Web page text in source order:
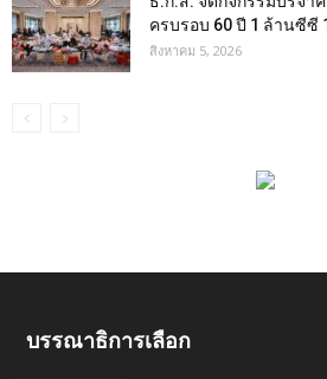
ครบรอบ 60 ปี 1 ล้านซีซี
สิงหาคม 5, 2026
บรรณาธิการเลือก